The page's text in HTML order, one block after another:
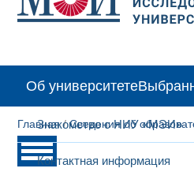
Об университете
Знакомство с НИУ «МЭИ»
Контактная информация
Главная/Сведения об